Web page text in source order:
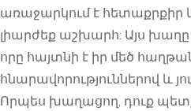
առաջարկում է հետաքրքիր
լիարժեք աշխարհ: Այս
որը հայտնի է իր մեծ
հնարավորություններով և
Որպես խաղացող, դուք